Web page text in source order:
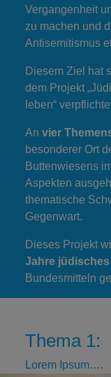
Vergangenheit
zu machen und
Antisemitismus
Diesem Ziel hat
dem Projekt
leben“
An vier
besonderer Ort
Buttenwiesens
Aspekten
thematische
Gegenwart.
Dieses Projekt
Jahre
Bundesmitteln
Thema 1:
Lorem Ipsum….